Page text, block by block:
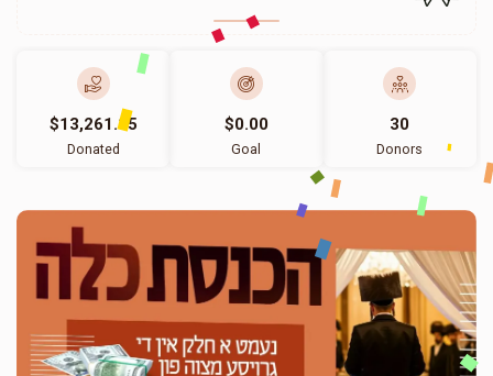
$13,261.15
Donated
$0.00
Goal
30
Donors